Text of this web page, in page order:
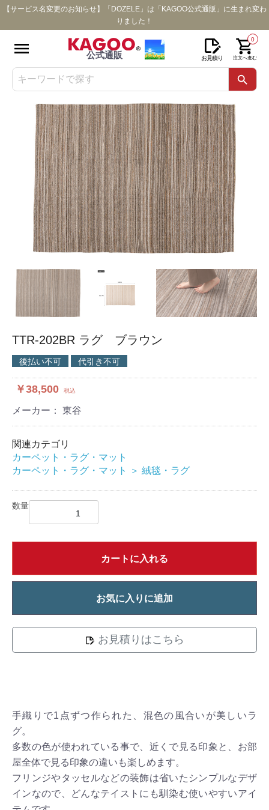
【サービス名変更のお知らせ】「DOZELE」は「KAGOO公式通販」に生まれ変わ
りました！
公式通販 お見積り
0
注文へ進む
TTR-202BR ラグ ブラウン
後払い不可 代引き不可
￥38,500 税込
メーカー： 東谷
関連カテゴリ
カーペット・ラグ・マット
カーペット・ラグ・マット
＞ 絨毯・ラグ
数量
カートに入れる
お気に入りに追加
お見積りはこちら
手織りで1点ずつ作られた、混色の風合いが美しいラ
グ。
多数の色が使われている事で、近くで見る印象と、お部
屋全体で見る印象の違いも楽しめます。
フリンジやタッセルなどの装飾は省いたシンプルなデザ
インなので、どんなテイストにも馴染む使いやすいアイ